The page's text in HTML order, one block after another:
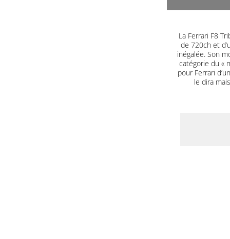
La Ferrari F8
de 720ch et
inégalée. Son
catégorie du «
pour Ferrari
le dira